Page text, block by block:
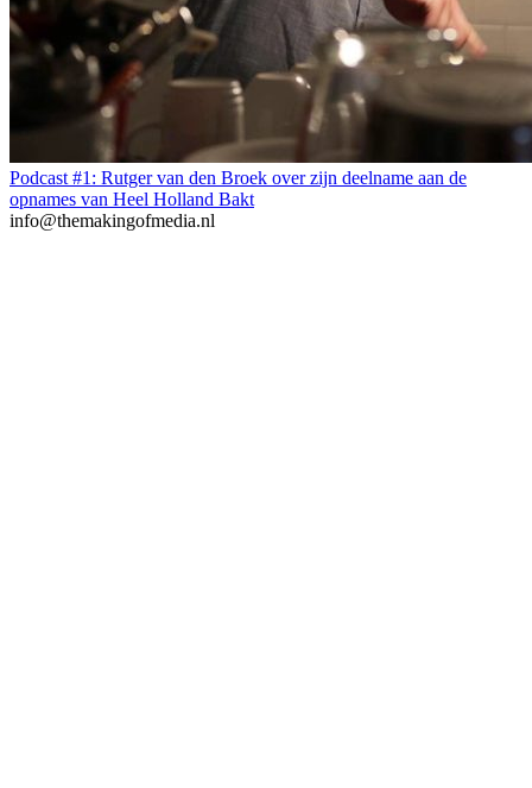
Podcast #1: Rutger van den Broek over zijn deelname aan de
opnames van Heel Holland Bakt
info@themakingofmedia.nl